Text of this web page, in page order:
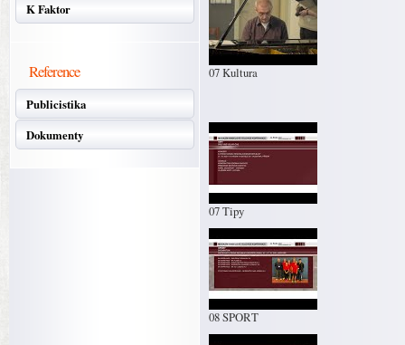
K Faktor
Reference
Publicistika
Dokumenty
07 Kultura
07 Tipy
08 SPORT